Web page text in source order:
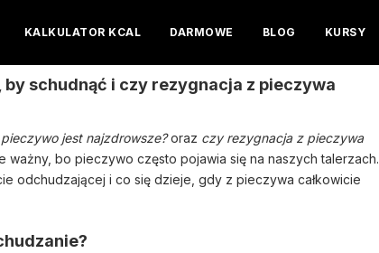
KALKULATOR KCAL DARMOWE BLOG KURSY
Biedronka.
schudnąć i czy rezygnacja z pieczywa
jest najzdrowsze?oraz czy rezygnacja z pieczywa
ważny, bo pieczywo często pojawia się na naszych
odchudzającej i co się dzieje, gdy z pieczywa całkowicie